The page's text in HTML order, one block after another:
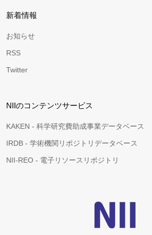
新着情報
お知らせ
RSS
Twitter
NIIのコンテンツサービス
KAKEN - 科学研究費助成事業データベース
IRDB - 学術機関リポジトリデータベース
NII-REO - 電子リソースリポジトリ